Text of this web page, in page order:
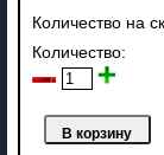
Количество на
Количество: